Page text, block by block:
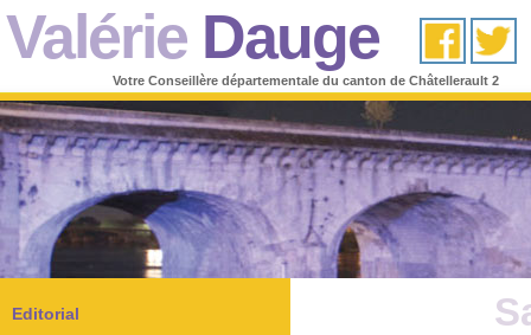
Valérie Dauge
Votre Conseillère départementale du canton de Châtellerault 2
Editorial